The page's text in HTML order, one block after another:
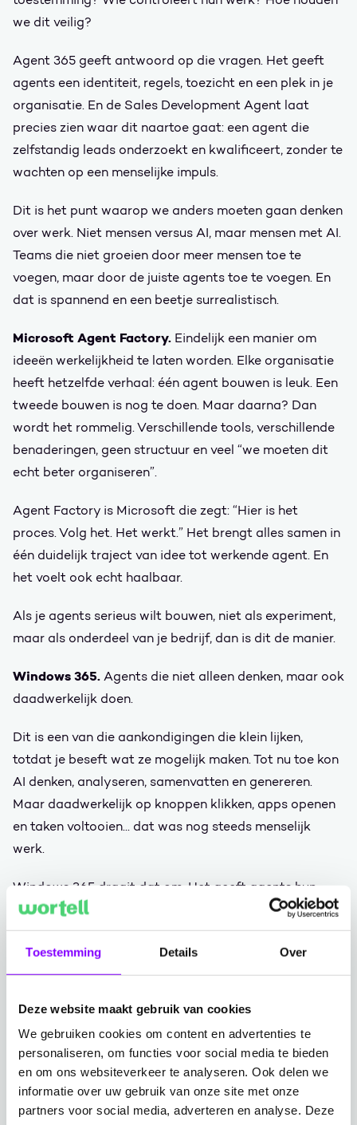
Toestemming Details Over
Deze website maakt gebruik van cookies
We gebruiken cookies om content en advertenties te
personaliseren, om functies voor social media te bieden
en om ons websiteverkeer te analyseren. Ook delen we
informatie over uw gebruik van onze site met onze
partners voor social media, adverteren en analyse. Deze
we dit veilig?
Agent 365 geeft antwoord op die vragen. Het geeft
agents een identiteit, regels, toezicht en een plek in je
organisatie. En de Sales Development Agent laat
precies zien waar dit naartoe gaat: een agent die
zelfstandig leads onderzoekt en kwalificeert, zonder te
wachten op een menselijke impuls.
Dit is het punt waarop we anders moeten gaan denken
over werk. Niet mensen versus AI, maar mensen met AI.
Teams die niet groeien door meer mensen toe te
voegen, maar door de juiste agents toe te voegen. En
dat is spannend en een beetje surrealistisch.
Microsoft Agent Factory. Eindelijk een manier om
ideeën werkelijkheid te laten worden. Elke organisatie
heeft hetzelfde verhaal: één agent bouwen is leuk. Een
tweede bouwen is nog te doen. Maar daarna? Dan
wordt het rommelig. Verschillende tools, verschillende
benaderingen, geen structuur en veel “we moeten dit
echt beter organiseren”.
Agent Factory is Microsoft die zegt: “Hier is het
proces. Volg het. Het werkt.” Het brengt alles samen in
één duidelijk traject van idee tot werkende agent. En
het voelt ook echt haalbaar.
Als je agents serieus wilt bouwen, niet als experiment,
maar als onderdeel van je bedrijf, dan is dit de manier.
Windows 365. Agents die niet alleen denken, maar ook
daadwerkelijk doen.
Dit is een van die aankondigingen die klein lijken,
totdat je beseft wat ze mogelijk maken. Tot nu toe kon
AI denken, analyseren, samenvatten en genereren.
Maar daadwerkelijk op knoppen klikken, apps openen
en taken voltooien... dat was nog steeds menselijk
werk.
Windows 365 draait dat om. Het geeft agents hun
eigen ‘digitale laptop’, een cloud-pc waarop ze op
dezelfde manier door applicaties kunnen navigeren als
jij. Inclusief oudere systemen, nichetools, alles wat niet
modern is maar nog steeds essentieel.
Dit betekent dat agents nu echt end-to-end werk
kunnen doen, zelfs in delen van je organisatie die nooit
gemakkelijk te automatiseren waren.
Dit is het moment waarop AI van ‘assistent’ naar
‘doener’ gaat.